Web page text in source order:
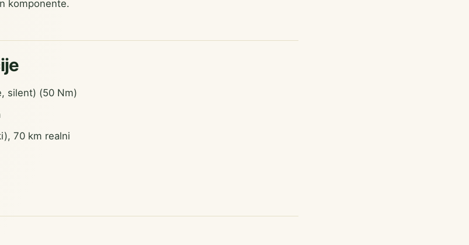
komponente.
silent) (50 Nm)
70 km realni